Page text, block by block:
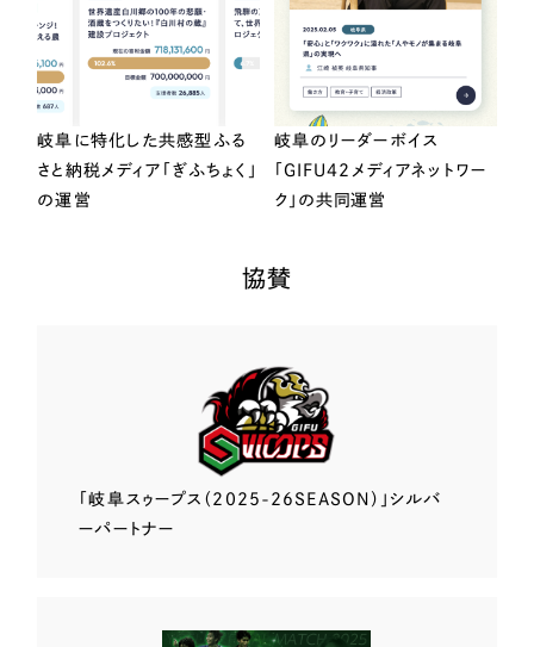
岐阜に特化した共感型ふる
さと納税メディア「ぎふちょく」
の運営
岐阜のリーダーボイス
「GIFU42メディアネットワー
ク」の共同運営
協賛
「岐阜スゥープス （2025-26SEASON）」 シルバ
ーパートナー